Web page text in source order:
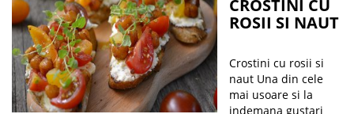
CROSTINI CU
ROSII SI NAUT
Crostini cu rosii si
naut Una din cele
mai usoare si la
indemana gustari